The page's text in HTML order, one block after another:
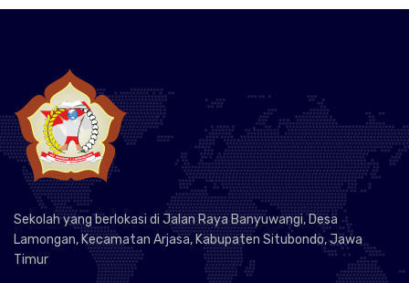
Sekolah yang berlokasi di Jalan Raya Banyuwangi, Desa
Lamongan, Kecamatan Arjasa, Kabupaten Situbondo, Jawa
Timur